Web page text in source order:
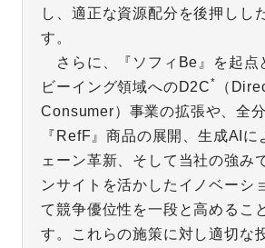
し、適正な資源配分を後押しし
す。
さらに、『ソフィBe』を起点
ビーイング領域へのD2C*
（
Consumer）事業の拡張や、全
『RefF』商品の展開、生成AIに
ェーン革新、そして当社の強み
ンサイトを活かしたイノベーシ
て競争優位性を一段と高めるこ
す。これらの施策に対し適切な